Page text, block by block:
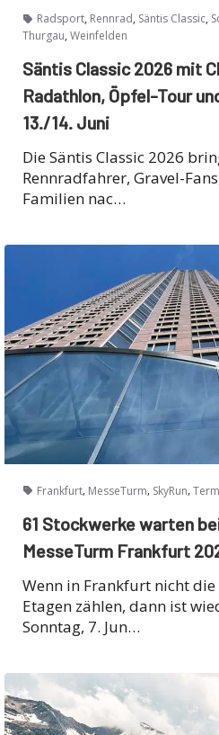
Radsport, Rennrad, Säntis Classic,
Thurgau, Weinfelden
Säntis Classic 2026 mit
Radathlon, Öpfel-Tour
13./14. Juni
Die Säntis Classic 2026
Rennradfahrer, Gravel-
Familien nac…
Frankfurt, MesseTurm, SkyRun,
61 Stockwerke warten
MesseTurm Frankfurt
Wenn in Frankfurt nicht
Etagen zählen, dann ist
Sonntag, 7. Jun…